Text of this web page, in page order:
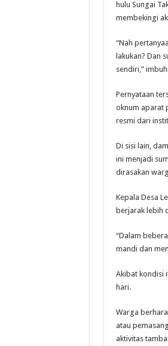
hulu Sungai
membekingi
“Nah
lakukan? Dan
sendiri,”
Pernyataan
oknum aparat
resmi dari
Di sisi lain,
ini menjadi
dirasakan
Kepala Desa
berjarak lebih
“Dalam
mandi dan
Akibat kondisi
hari.
Warga
atau
aktivitas